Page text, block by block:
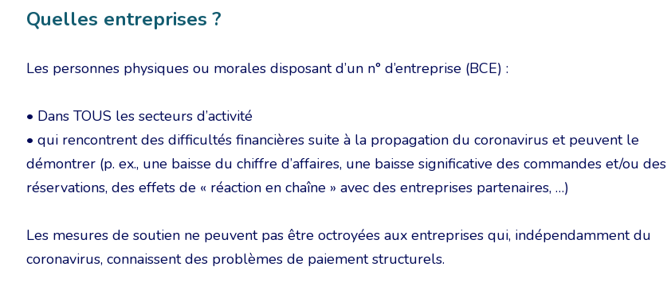
Quelles entreprises ?
Les personnes physiques ou morales disposant d’un n° d’entreprise (BCE) :
• Dans TOUS les secteurs d’activité
• qui rencontrent des difficultés financières suite à la propagation du coronavirus et peuvent le
démontrer (p. ex., une baisse du chiffre d’affaires, une baisse significative des commandes et/ou des
réservations, des effets de « réaction en chaîne » avec des entreprises partenaires, …)
Les mesures de soutien ne peuvent pas être octroyées aux entreprises qui, indépendamment du
coronavirus, connaissent des problèmes de paiement structurels.